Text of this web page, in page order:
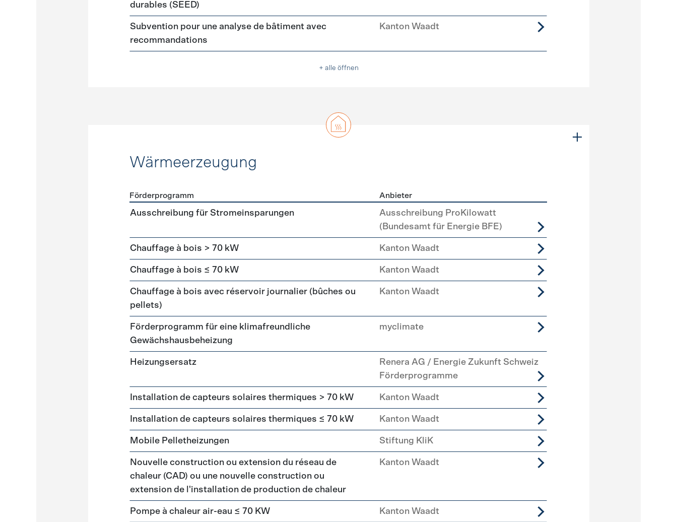
durables (SEED)
Subvention pour une analyse de bâtiment avec
recommandations
Kanton Waadt
+ alle öffnen
Wärmeerzeugung
Förderprogramme Wärmeerzeugung
Förderprogramm Anbieter
Ausschreibung für Stromeinsparungen
Ausschreibung ProKilowatt
(Bundesamt für Energie BFE)
Chauffage à bois > 70 kW Kanton Waadt
Chauffage à bois ≤ 70 kW Kanton Waadt
Chauffage à bois avec réservoir journalier (bûches ou
pellets)
Kanton Waadt
Förderprogramm für eine klimafreundliche
Gewächshausbeheizung
myclimate
Heizungsersatz
Renera AG / Energie Zukunft Schweiz
Förderprogramme
Installation de capteurs solaires thermiques > 70 kW Kanton Waadt
Installation de capteurs solaires thermiques ≤ 70 kW Kanton Waadt
Mobile Pelletheizungen Stiftung KliK
Nouvelle construction ou extension du réseau de
chaleur (CAD) ou une nouvelle construction ou
extension de l'installation de production de chaleur
Kanton Waadt
Pompe à chaleur air-eau ≤ 70 KW Kanton Waadt